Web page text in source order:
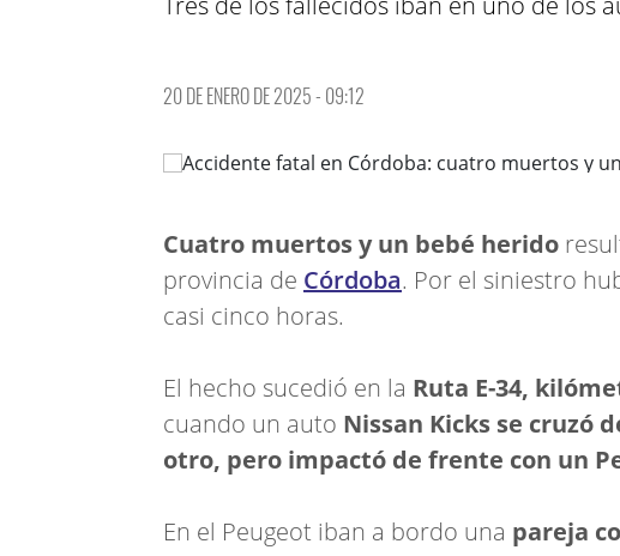
20 DE ENERO DE 2025 - 09:12
Cuatro muertos y un bebé herido
provincia de Córdoba. Por el siniestro
casi cinco horas.
El hecho sucedió en la Ruta E-34,
cuando un auto Nissan Kicks se cruzó
otro, pero impactó de frente con un
En el Peugeot iban a bordo una pareja